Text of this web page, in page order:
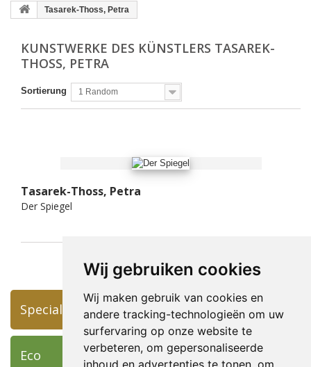
Wij gebruiken cookies
Wij maken gebruik van cookies en
andere tracking-technologieën om uw
surfervaring op onze website te
verbeteren, om gepersonaliseerde
inhoud en advertenties te tonen, om
Tasarek-Thoss, Petra
KUNSTWERKE DES KÜNSTLERS TASAREK-
THOSS, PETRA
Sortierung 1 Random
Tasarek-Thoss, Petra
Der Spiegel
Specials
Eco